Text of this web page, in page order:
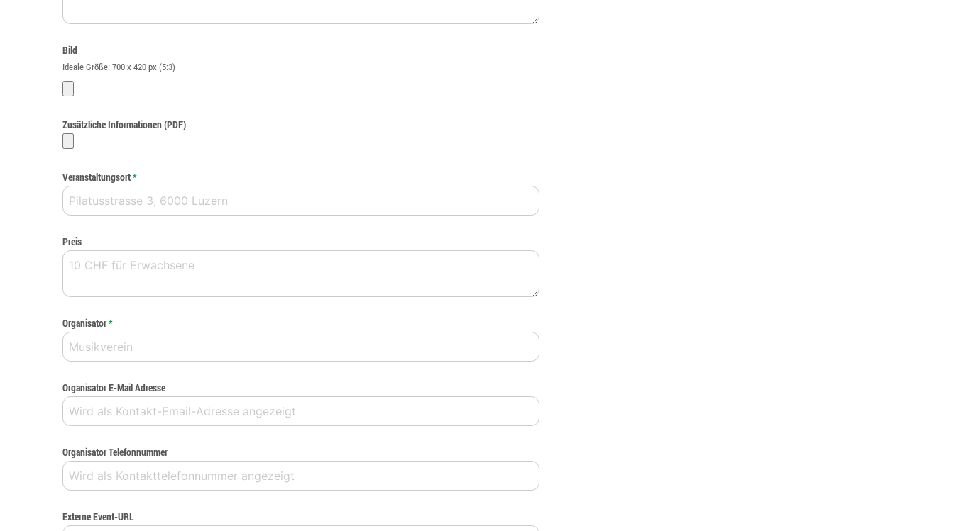
Bild
Ideale Größe: 700 x 420 px (5:3)
Zusätzliche Informationen (PDF)
Veranstaltungsort*
Preis
Organisator*
Organisator E-Mail Adresse
Organisator Telefonnummer
Externe Event-URL